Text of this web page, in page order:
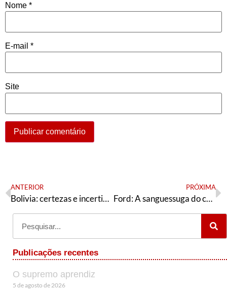
Nome *
E-mail *
Site
ANTERIOR
Bolivia: certezas e incertidumbres políticas de un proceso
PRÓXIMA
Ford: A sanguessuga do capitalismo
Publicações recentes
O supremo aprendiz
5 de agosto de 2026